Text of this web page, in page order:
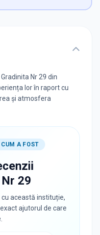
Nr 29 din
lor în raport cu
și atmosfera
A FOST
29
această instituție,
ajutorul de care